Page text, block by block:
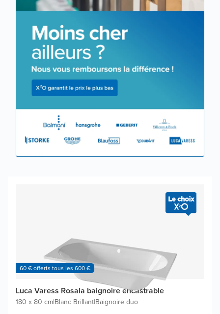
60 € offerts tous les 600 €
Luca Varess Rosala baignoire encastrable
180 x 80 cm|Blanc Brillant|Baignoire duo